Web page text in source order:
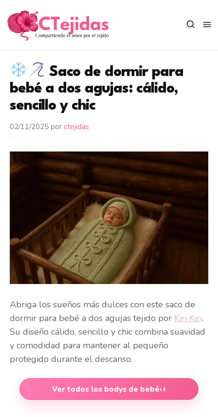
contenido
Saco de dormir para
bebé a dos agujas: cálido,
sencillo y chic
02/11/2025 por ctejidas
Abriga los sueños más dulces con este saco de
dormir para bebé a dos agujas tejido por Kiri Kiri.
Su diseño cálido, sencillo y chic combina suavidad
y comodidad para mantener al pequeño
protegido durante el descanso.
Ver todos los bodys de bebé›